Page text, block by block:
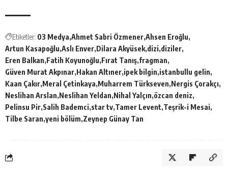
Etiketler: 03 Medya Ahmet Sabri Özmener Ahsen Eroğlu
Artun Kasapoğlu Aslı Enver Dilara Akyüsek dizi diziler
Eren Balkan Fatih Koyunoğlu Fırat Tanış fragman
Güven Murat Akpınar Hakan Altıner ipek bilgin istanbullu gelin
Kaan Çakır Meral Çetinkaya Muharrem Türkseven Nergis Çorakçı
Neslihan Arslan Neslihan Yeldan Nihal Yalçın özcan deniz
Pelinsu Pir Salih Bademci star tv Tamer Levent Teşrik-i Mesai
Tilbe Saran yeni bölüm Zeynep Günay Tan